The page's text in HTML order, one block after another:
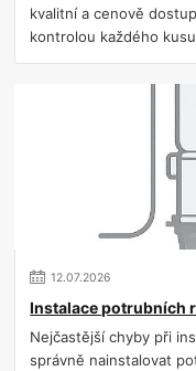
kvalitní a cenově
kontrolou každého
12.07.2026
Instalace potrubních
Nejčastější chyby při
správně nainstalovat